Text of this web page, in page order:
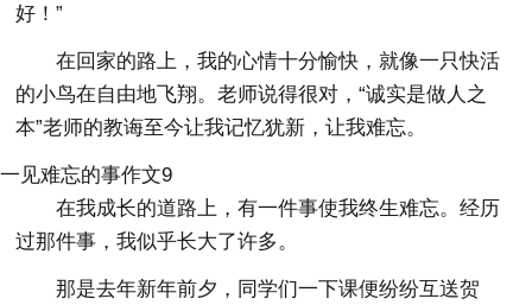
好！”
在回家的路上，我的心情十分愉快，就像一只快活
的小鸟在自由地飞翔。老师说得很对，“诚实是做人之
本”老师的教诲至今让我记忆犹新，让我难忘。
一见难忘的事作文9
在我成长的道路上，有一件事使我终生难忘。经历
过那件事，我似乎长大了许多。
那是去年新年前夕，同学们一下课便纷纷互送贺